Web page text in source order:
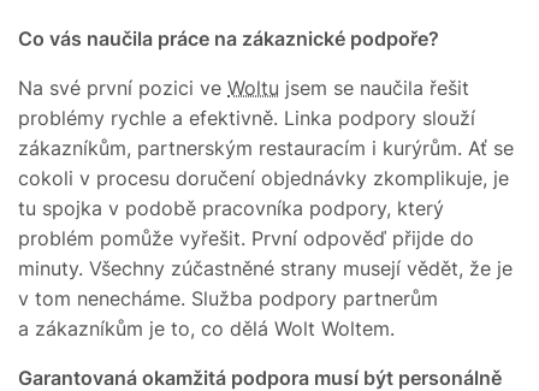
Co vás naučila práce na zákaznické podpoře?
Na své první pozici ve Woltu jsem se naučila řešit
problémy rychle a efektivně. Linka podpory slouží
zákazníkům, partnerským restauracím i kurýrům. Ať se
cokoli v procesu doručení objednávky zkomplikuje, je
tu spojka v podobě pracovníka podpory, který
problém pomůže vyřešit. První odpověď přijde do
minuty. Všechny zúčastněné strany musejí vědět, že je
v tom nenecháme. Služba podpory partnerům
a zákazníkům je to, co dělá Wolt Woltem.
Garantovaná okamžitá podpora musí být personálně